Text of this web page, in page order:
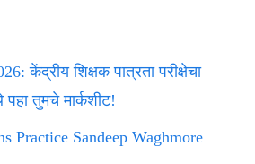
केंद्रीय शिक्षक पात्रता परीक्षेचा
तुमचे मार्कशीट!
Practice Sandeep Waghmore